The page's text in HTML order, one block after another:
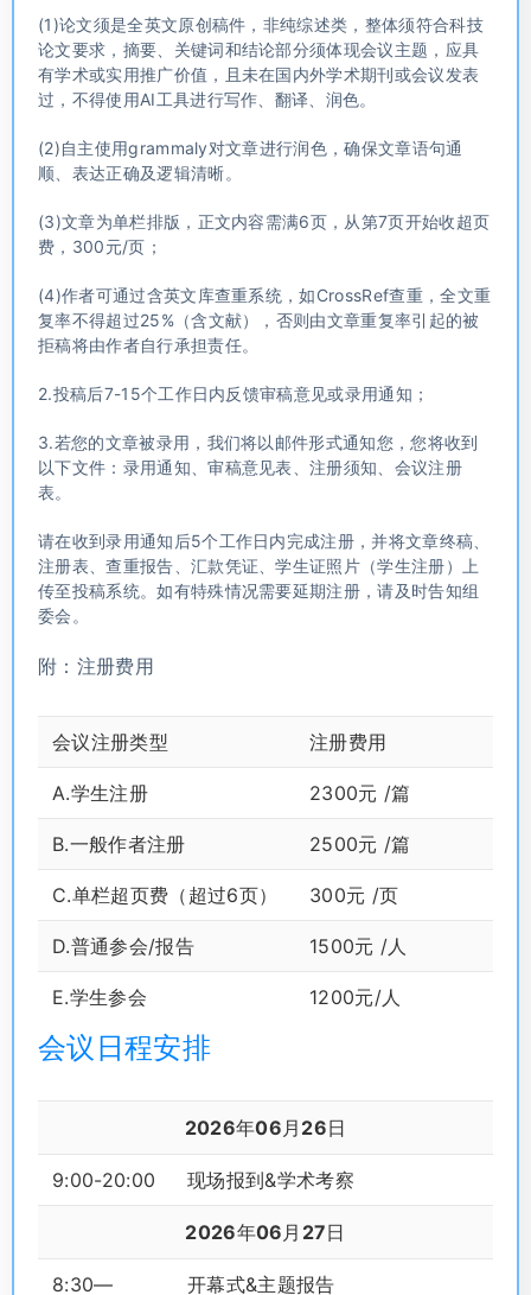
(1)论文须是全英文原创稿件，非纯综述类，整体须符合科技
论文要求，摘要、关键词和结论部分须体现会议主题，应具
有学术或实用推广价值，且未在国内外学术期刊或会议发表
过，不得使用AI工具进行写作、翻译、润色。
(2)自主使用grammaly对文章进行润色，确保文章语句通
顺、表达正确及逻辑清晰。
(3)文章为单栏排版，正文内容需满6页，从第7页开始收超页
费，300元/页；
(4)作者可通过含英文库查重系统，如CrossRef查重，全文重
复率不得超过25%（含文献），否则由文章重复率引起的被
拒稿将由作者自行承担责任。
2.投稿后7-15个工作日内反馈审稿意见或录用通知；
3.若您的文章被录用，我们将以邮件形式通知您，您将收到
以下文件：录用通知、审稿意见表、注册须知、会议注册
表。
请在收到录用通知后5个工作日内完成注册，并将文章终稿、
注册表、查重报告、汇款凭证、学生证照片（学生注册）上
传至投稿系统。如有特殊情况需要延期注册，请及时告知组
委会。
附：注册费用
会议注册类型 注册费用
A.学生注册 2300元 /篇
B.一般作者注册 2500元 /篇
C.单栏超页费（超过6页） 300元 /页
D.普通参会/报告 1500元 /人
E.学生参会 1200元/人
会议日程安排
2026年06月26日
9:00-20:00 现场报到&学术考察
2026年06月27日
8:30—
开幕式&主题报告